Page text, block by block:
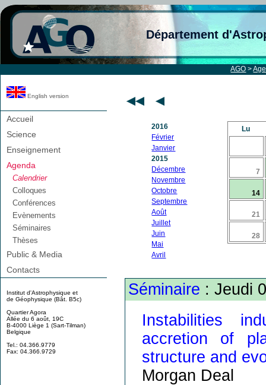
Département
AGO >
English version
Accueil
Science
Enseignement
Agenda
Calendrier
Colloques
Conférences
Evènements
Séminaires
Thèses
Public & Media
Contacts
Institut d'Astrophysique et
de Géophysique (Bât. B5c)
Quartier Agora
Allée du 6 août, 19C
B-4000 Liège 1 (Sart-Tilman)
Belgique
Tel.: 04.366.9779
Fax: 04.366.9729
2016
Février
Janvier
2015
Décembre
Novembre
Octobre
Septembre
Août
Juillet
Juin
Mai
Avril
Lu
7
14
21
28
Séminaire : Jeudi
Instabilities
accretion of
structure and
Morgan Deal